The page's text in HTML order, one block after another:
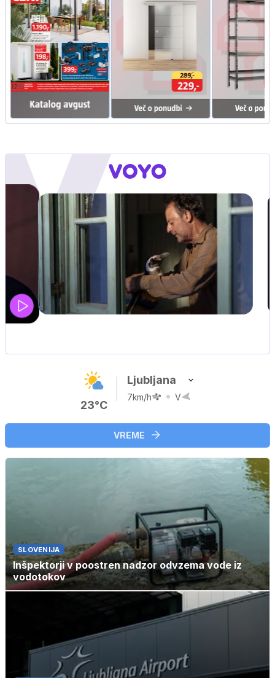
UEFA SUPERPOKAL
23°C
Ljubljana
7km/h V
VREME
SLOVENIJA
Inšpektorji v poostren nadzor odvzema vode iz
vodotokov